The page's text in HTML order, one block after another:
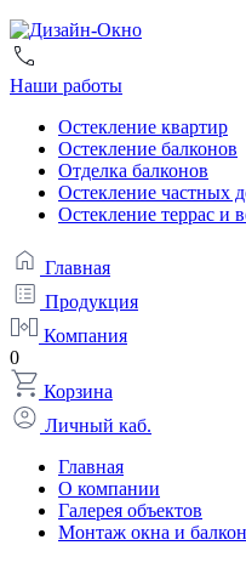
Наши работы
Остекление квартир
Остекление балконов
Отделка балконов
Остекление частных
Остекление террас и
Главная
Продукция
Компания
0
Корзина
Личный каб.
Главная
О компании
Галерея объектов
Монтаж окна и